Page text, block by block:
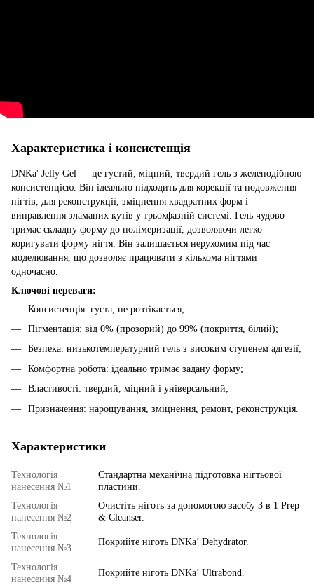
Характеристика і консистенція
DNKa' Jelly Gel — це густий, міцний, твердий гель з желеподібною
консистенцією. Він ідеально підходить для корекції та подовження
нігтів, для реконструкції, зміцнення квадратних форм і
виправлення зламаних кутів у трьохфазній системі. Гель чудово
тримає складну форму до полімеризації, дозволяючи легко
коригувати форму нігтя. Він залишається нерухомим під час
моделювання, що дозволяє працювати з кількома нігтями
одночасно.
Ключові переваги:
Консистенція: густа, не розтікається;
Пігментація: від 0% (прозорий) до 99% (покриття, білий);
Безпека: низькотемпературний гель з високим ступенем адгезії;
Комфортна робота: ідеально тримає задану форму;
Властивості: твердий, міцний і універсальний;
Призначення: нарощування, зміцнення, ремонт, реконструкція.
Характеристики
Технологія
нанесення №1
Стандартна механічна підготовка нігтьової
пластини.
Технологія
нанесення №2
Очистіть ніготь за допомогою засобу 3 в 1 Prep
& Cleanser.
Технологія
нанесення №3
Покрийте ніготь DNKa’ Dehydrator.
Технологія
нанесення №4
Покрийте ніготь DNKa’ Ultrabond.